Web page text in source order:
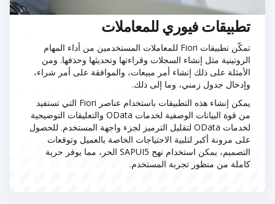
تطبيقات فيوري للمعاملات
تمكّن تطبيقات Fiori للمعاملات المستخدمين من أداء المهام
الروتينية مثل إنشاء السجلات وقراءتها وتحديثها وحذفها. ومن
الأمثلة على ذلك إنشاء أمر مبيعات، والموافقة على أمر شراء،
وإدخال جدول زمني، وما إلى ذلك.
يمكن إنشاء هذه التطبيقات باستخدام عناصر Fiori التي تستفيد
من قوة البيانات الوصفية لخدمات OData والتعليقات التوضيحية
لخدمات OData لتقليل الترميز لجزء واجهة المستخدم. للحصول
على مرونة أكبر لتلبية الاحتياجات الخاصة بالعميل وتوقعات
التصميم، يمكن استخدام نهج SAPUI5 الحر، مما يوفر حرية
كاملة من منظور تجربة المستخدم.